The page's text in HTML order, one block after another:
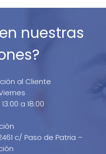
nuestras
al Cliente
a 18:00
c/ Paso de Patria –